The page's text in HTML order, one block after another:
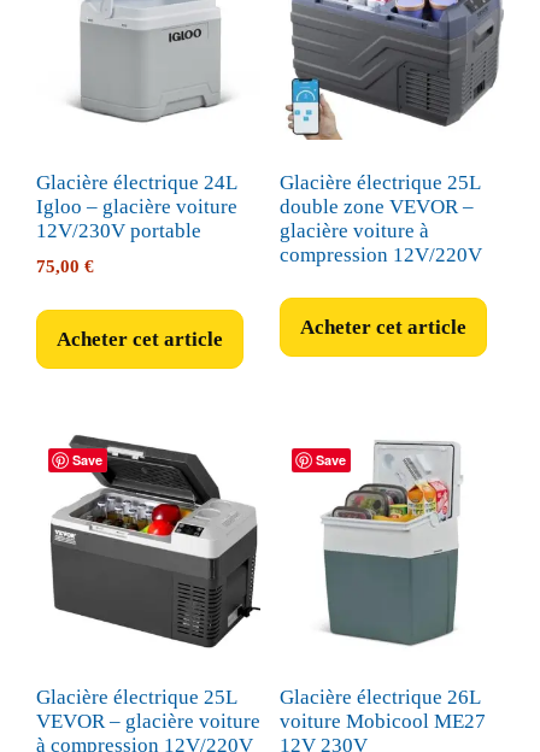
Glacière électrique 24L
Igloo – glacière voiture
12V/230V portable
75,00 €
Acheter cet article
Glacière électrique 25L
double zone VEVOR –
glacière voiture à
compression 12V/220V
Acheter cet article
Save
Glacière électrique 25L
VEVOR – glacière voiture
à compression 12V/220V
Save
Glacière électrique 26L
voiture Mobicool ME27
12V 230V